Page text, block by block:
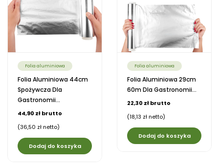
Folia aluminiowa
Folia Aluminiowa 44cm
Spożywcza Dla
Gastronomii...
44,90 zł brutto
(36,50 zł netto)
Dodaj do koszyka
Folia aluminiowa
Folia Aluminiowa 29cm
60m Dla Gastronomii...
22,30 zł brutto
(18,13 zł netto)
Dodaj do koszyka